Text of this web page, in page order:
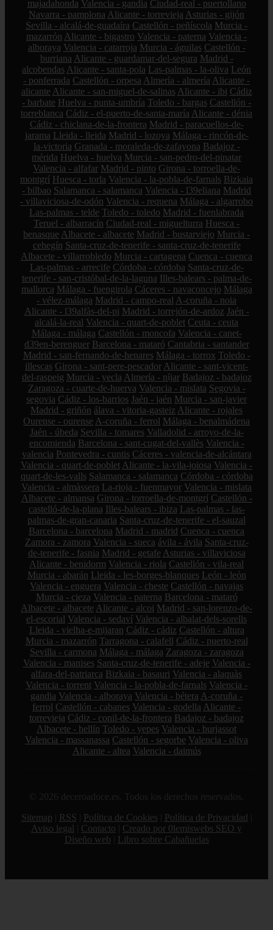
majadahonda Valencia - gandia Ciudad-real - puertollano
Navarra - pamplona Alicante - torrevieja Asturias - gijón
Sevilla - alcalá-de-guadaíra Castellón - peñíscola Murcia -
mazarrón Alicante - bigastro Valencia - paterna Valencia -
alboraya Valencia - catarroja Murcia - águilas Castellón -
burriana Alicante - guardamar-del-segura Madrid -
alcobendas Alicante - santa-pola Las-palmas - la-oliva León
- ponferrada Castellón - orpesa Almería - almería Alicante -
alicante Alicante - san-miguel-de-salinas Alicante - ibi Cádiz
- barbate Huelva - punta-umbría Toledo - bargas Castellón -
torreblanca Cádiz - el-puerto-de-santa-maría Alicante - dénia
Cádiz - chiclana-de-la-frontera Madrid - paracuellos-de-
jarama Lleida - lleida Madrid - lozoya Málaga - rincón-de-
la-victoria Granada - moraleda-de-zafayona Badajoz -
mérida Huelva - huelva Murcia - san-pedro-del-pinatar
Valencia - alfafar Madrid - pinto Girona - torroella-de-
montgrí Huesca - torla Valencia - la-pobla-de-farnals Bizkaia
- bilbao Salamanca - salamanca Valencia - l39eliana Madrid
- villaviciosa-de-odón Valencia - requena Málaga - algarrobo
Las-palmas - telde Toledo - toledo Madrid - fuenlabrada
Teruel - albarracín Ciudad-real - miguelturra Huesca -
benasque Albacete - albacete Madrid - bustarviejo Murcia -
cehegín Santa-cruz-de-tenerife - santa-cruz-de-tenerife
Albacete - villarrobledo Murcia - cartagena Cuenca - cuenca
Las-palmas - arrecife Córdoba - córdoba Santa-cruz-de-
tenerife - san-cristóbal-de-la-laguna Illes-balears - palma-de-
mallorca Málaga - fuengirola Cáceres - navaconcejo Málaga
- vélez-málaga Madrid - campo-real A-coruña - noia
Alicante - l39alfàs-del-pi Madrid - torrejón-de-ardoz Jaén -
alcalá-la-real Valencia - quart-de-poblet Ceuta - ceuta
Málaga - málaga Castellón - moncofa Valencia - canet-
d39en-berenguer Barcelona - mataró Cantabria - santander
Madrid - san-fernando-de-henares Málaga - torrox Toledo -
illescas Girona - sant-pere-pescador Alicante - sant-vicent-
del-raspeig Murcia - yecla Almería - níjar Badajoz - badajoz
Zaragoza - cuarte-de-huerva Valencia - mislata Segovia -
segovia Cádiz - los-barrios Jaén - jaén Murcia - san-javier
Madrid - griñón álava - vitoria-gasteiz Alicante - rojales
Ourense - ourense A-coruña - ferrol Málaga - benalmádena
Jaén - úbeda Sevilla - tomares Valladolid - arroyo-de-la-
encomienda Barcelona - sant-cugat-del-vallès Valencia -
valencia Pontevedra - cuntis Cáceres - valencia-de-alcántara
Valencia - quart-de-poblet Alicante - la-vila-joiosa Valencia -
quart-de-les-valls Salamanca - salamanca Córdoba - córdoba
Valencia - almàssera La-rioja - fuenmayor Valencia - mislata
Albacete - almansa Girona - torroella-de-montgrí Castellón -
castelló-de-la-plana Illes-balears - ibiza Las-palmas - las-
palmas-de-gran-canaria Santa-cruz-de-tenerife - el-sauzal
Barcelona - barcelona Madrid - madrid Cuenca - cuenca
Zamora - zamora Valencia - sueca ávila - ávila Santa-cruz-
de-tenerife - fasnia Madrid - getafe Asturias - villaviciosa
Alicante - benidorm Valencia - riola Castellón - vila-real
Murcia - abarán Lleida - les-borges-blanques León - león
Valencia - enguera Valencia - cheste Castellón - navajas
Murcia - cieza Valencia - paterna Barcelona - mataró
Albacete - albacete Alicante - alcoi Madrid - san-lorenzo-de-
el-escorial Valencia - sedaví Valencia - albalat-dels-sorells
Lleida - vielha-e-mijaran Cádiz - cádiz Castellón - altura
Murcia - mazarrón Tarragona - calafell Cádiz - puerto-real
Sevilla - carmona Málaga - málaga Zaragoza - zaragoza
Valencia - manises Santa-cruz-de-tenerife - adeje Valencia -
alfara-del-patriarca Bizkaia - basauri Valencia - alaquàs
Valencia - torrent Valencia - la-pobla-de-farnals Valencia -
gandia Valencia - alboraya Valencia - bétera A-coruña -
ferrol Castellón - cabanes Valencia - godella Alicante -
torrevieja Cádiz - conil-de-la-frontera Badajoz - badajoz
Albacete - hellín Toledo - yepes Valencia - burjassot
Valencia - massanassa Castellón - segorbe Valencia - oliva
Alicante - altea Valencia - daimús
© 2026 deceroadoce.es. Todos los derechos reservados.
Sitemap
RSS Política de Cookies Política de Privacidad
Aviso legal
Contacto
Creado por 0lemiswebs SEO y
Diseño web
Libro sobre Cabañuelas